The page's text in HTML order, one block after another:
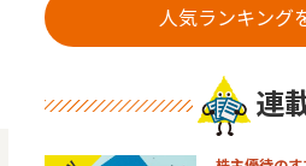
人気ランキング
連